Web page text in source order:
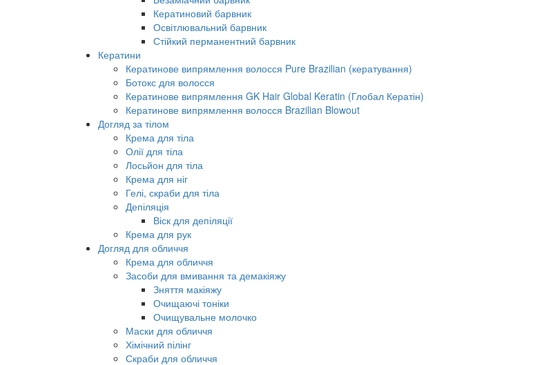
Кератиновий барвник
Освітлювальний барвник
Стійкий перманентний барвник
Кератини
Кератинове випрямлення волосся Pure Brazilian (кератування)
Ботокс для волосся
Кератинове випрямлення GK Hair Global Keratin (Глобал Кератін)
Кератинове випрямлення волосся Brazilian Blowout
Догляд за тілом
Крема для тіла
Олії для тіла
Лосьйон для тіла
Крема для ніг
Гелі, скраби для тіла
Депіляція
Віск для депіляції
Крема для рук
Догляд для обличчя
Крема для обличчя
Засоби для вмивання та демакіяжу
Зняття макіяжу
Очищаючі тоніки
Очищувальне молочко
Маски для обличчя
Хімічний пілінг
Скраби для обличчя